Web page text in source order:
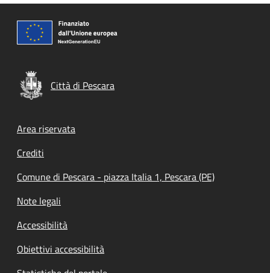
Città di Pescara
Footer menu
Area riservata
Crediti
Comune di Pescara - piazza Italia 1, Pescara (PE)
Note legali
Accessibilità
Obiettivi accessibilità